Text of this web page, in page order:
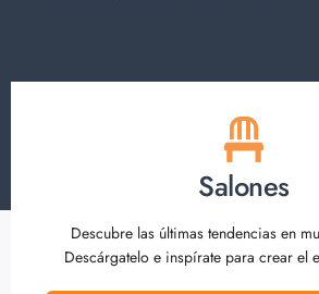
Salones
Descubre las últimas tendencias en
Descárgatelo e inspírate para crear el